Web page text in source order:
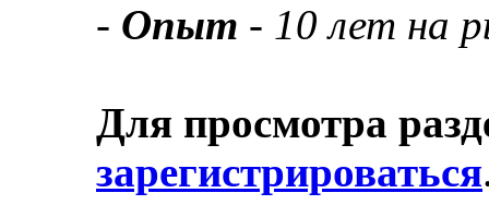
- Опыт - 10 лет на
Для просмотра
зарегистрироваться